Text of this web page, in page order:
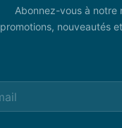
Abonnez-vous à
promotions, nouveautés